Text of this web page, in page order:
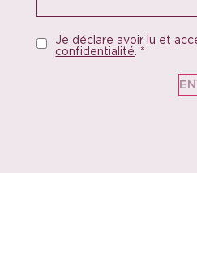
Je déclare avoir lu et
confidentialité. *